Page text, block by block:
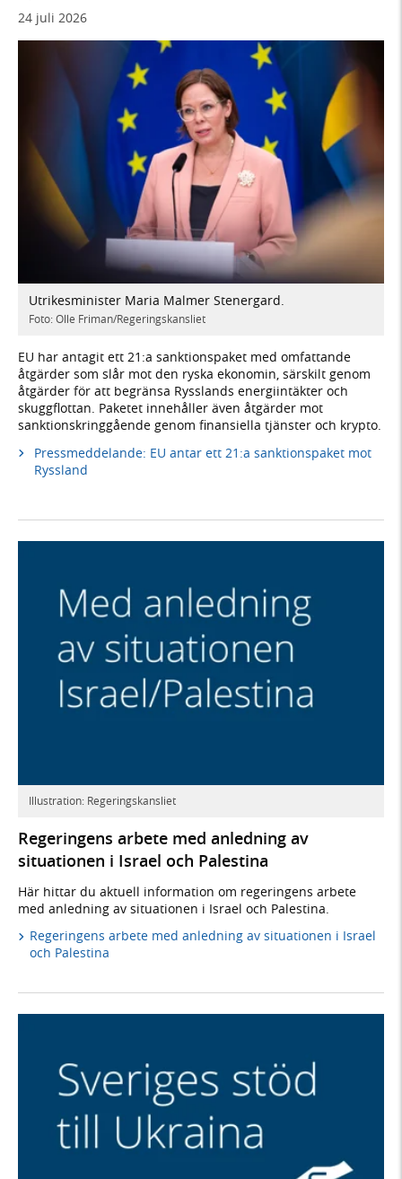
24 juli 2026
Utrikesminister Maria Malmer Stenergard.
Foto: Olle Friman/Regeringskansliet
EU har antagit ett 21:a sanktionspaket med omfattande
åtgärder som slår mot den ryska ekonomin, särskilt genom
åtgärder för att begränsa Rysslands energiintäkter och
skuggflottan. Paketet innehåller även åtgärder mot
sanktionskringgående genom finansiella tjänster och krypto.
Pressmeddelande: EU antar ett 21:a sanktionspaket mot
Ryssland
Illustration: Regeringskansliet
Regeringens arbete med anledning av
situationen i Israel och Palestina
Här hittar du aktuell information om regeringens arbete
med anledning av situationen i Israel och Palestina.
Regeringens arbete med anledning av situationen i Israel
och Palestina